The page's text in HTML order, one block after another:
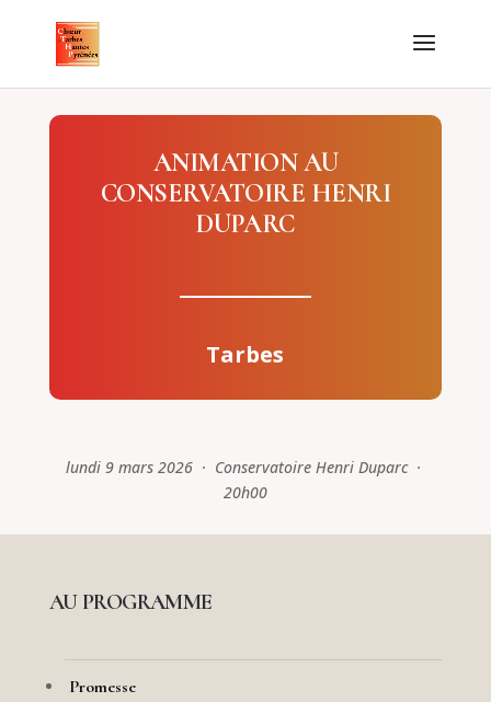
ANIMATION AU
CONSERVATOIRE HENRI
DUPARC
Tarbes
lundi 9 mars 2026 · Conservatoire Henri Duparc ·
20h00
AU PROGRAMME
Promesse